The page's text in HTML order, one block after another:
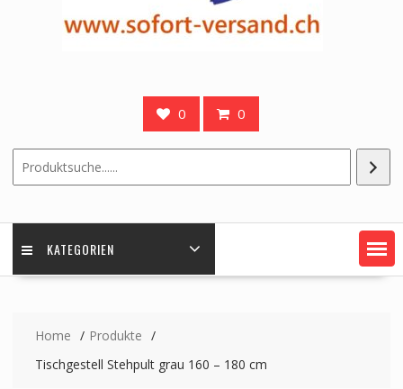
0 0
KATEGORIEN
Home
Produkte
Tischgestell Stehpult grau 160 – 180 cm